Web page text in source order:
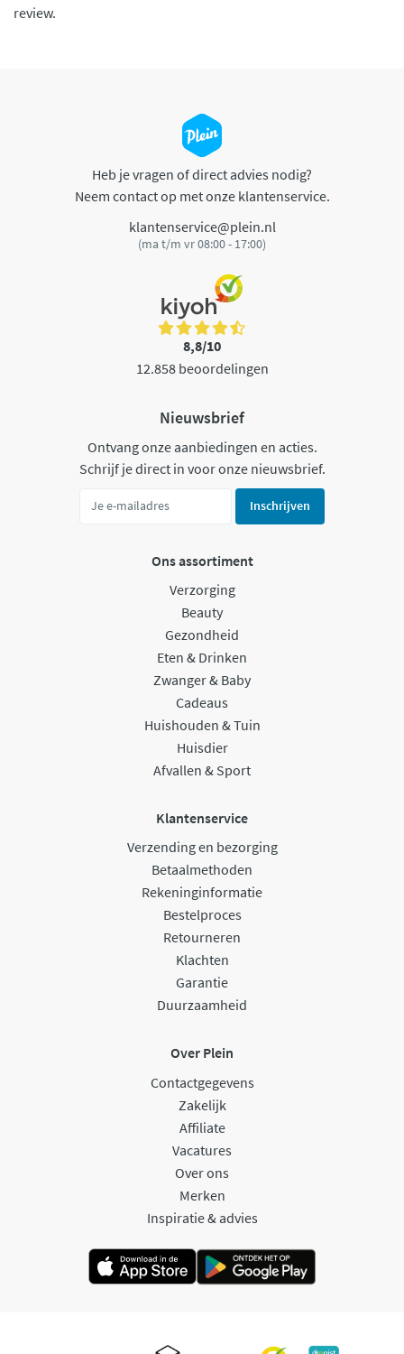
review.
Heb je vragen of direct advies nodig?
Neem contact op met onze klantenservice.
klantenservice@plein.nl
(ma t/m vr 08:00 - 17:00)
8,8/10
12.858 beoordelingen
Nieuwsbrief
Ontvang onze aanbiedingen en acties.
Schrijf je direct in voor onze nieuwsbrief.
Inschrijven
Ons assortiment
Verzorging
Beauty
Gezondheid
Eten & Drinken
Zwanger & Baby
Cadeaus
Huishouden & Tuin
Huisdier
Afvallen & Sport
Klantenservice
Verzending en bezorging
Betaalmethoden
Rekeninginformatie
Bestelproces
Retourneren
Klachten
Garantie
Duurzaamheid
Over Plein
Contactgegevens
Zakelijk
Affiliate
Vacatures
Over ons
Merken
Inspiratie & advies